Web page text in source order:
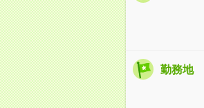
勤務地